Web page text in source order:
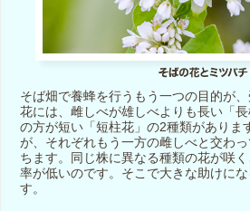
そば畑で養蜂を行うもう一つの目的が
花には、雌しべが雄しべよりも長い「
の方が短い「短柱花」の2種類がありま
が、それぞれもう一方の雌しべと交わ
ちます。同じ株に異なる種類の花が咲
率が低いのです。そこで大きな助けに
す。